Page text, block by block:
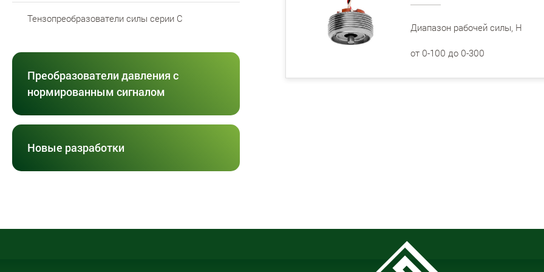
Тензопреобразователи силы серии C
Преобразователи давления с
нормированным сигналом
Новые разработки
Диапазон рабочей силы, Н
от 0-100 до 0-300